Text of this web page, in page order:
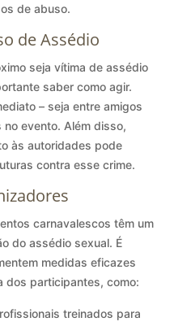
de abuso.
de Assédio
seja vítima de assédio
saber como agir.
– seja entre amigos
evento. Além disso,
às autoridades pode
contra esse crime.
carnavalescos têm um
do assédio sexual. É
medidas eficazes
dos participantes, como:
treinados para